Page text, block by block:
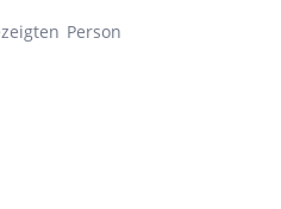
Person